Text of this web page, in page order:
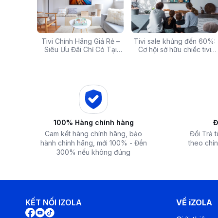
Môi chất làm lạnh R32 thân thiện với môi trường
mát lạnh và cực kỳ thoải mái chỉ trong tích tắc.
Tivi Chính Hãng Giá Rẻ –
Siêu Ưu Đãi Chỉ Có Tại
Tivi sale khủng đến 60%:
Cơ hội sở hữu chiếc tivi
Các mã báo lỗi thường gặp
của bếp từ và lưu ý khi xử
Top 5 tivi 32 inch giá
chất lượng và đáng
100% Hàng chính hàng
Cam kết hàng chính hãng, bảo
hành chính hãng, mới 100% - Đền
300% nếu không đúng
Đổi Trả
theo
KẾT NỐI IZOLA
VỀ iZOLA